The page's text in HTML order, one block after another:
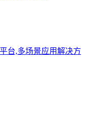
台,多场景应用解决方